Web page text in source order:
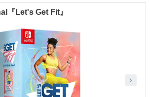
『Let's Get Fit』